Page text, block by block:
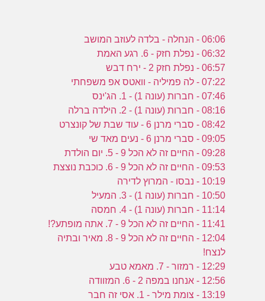
06:06 - הנחלה - בלדה לעוזב המושב
06:32 - נפלת חזק - 6. רגע האמת
06:57 - נפלת חזק 2 - ירח דבש
07:22 - לה פמיליה - וואטס אפ משפחתי
07:46 - חברות (עונה 1) - 1. הג'ינס
08:16 - חברות (עונה 1) - 2. הילדה ברלה
08:42 - סברי מרנן 6 - עוד שבת של קונצרט
09:05 - סברי מרנן 6 - נעים מאד שי
09:28 - החיים זה לא הכל 9 - 5. יום הולדת
09:53 - החיים זה לא הכל 9 - 6. כוכבת נוצצת
10:19 - נבסו - המרוץ לדירה
10:50 - חברות (עונה 1) - 3. המעיל
11:14 - חברות (עונה 1) - 4. חמסה
11:41 - החיים זה לא הכל 9 - 7. אתה מופתע?!
12:04 - החיים זה לא הכל 9 - 8. מאיר ובתיה
לנצח!
12:29 - רמזור - 7. מאמא טבע
12:56 - אנחנו במפה 2 - 6. המזוודה
13:19 - צומת מילר - 1. אסי זה חבר